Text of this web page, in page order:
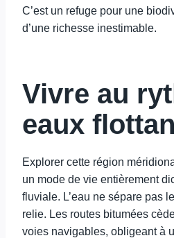
C’est un refuge pour une
d’une richesse inestimable.
Vivre au
eaux
Explorer cette région
un mode de vie entièrement
fluviale. L’eau ne sépare pas
relie. Les routes bitumées
voies navigables, obligeant à